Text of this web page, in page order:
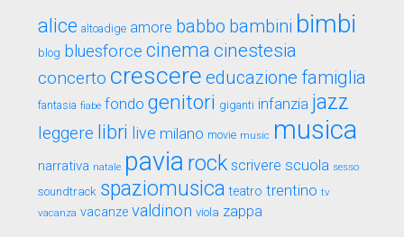
alice altoadige amore babbo bambini bimbi
blog bluesforce cinema cinestesia
concerto crescere educazione famiglia
fantasia fiabe fondo genitori giganti infanzia jazz
leggere libri live milano movie music musica
narrativa natale pavia rock scrivere scuola sesso
soundtrack spaziomusica teatro trentino tv
vacanza vacanze valdinon viola zappa